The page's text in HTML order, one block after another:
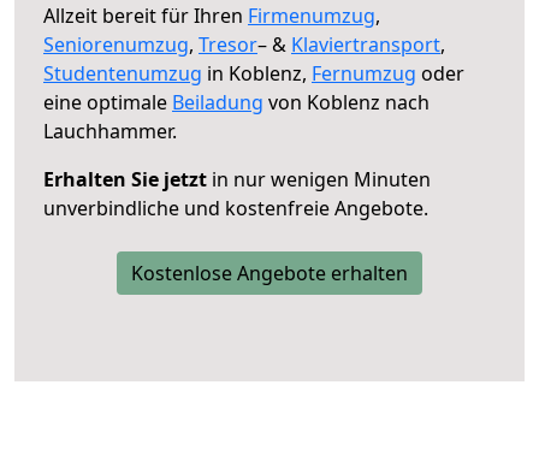
Allzeit bereit für Ihren Firmenumzug,
Seniorenumzug, Tresor– & Klaviertransport,
Studentenumzug in Koblenz, Fernumzug oder
eine optimale Beiladung von Koblenz nach
Lauchhammer.
Erhalten Sie jetzt in nur wenigen Minuten
unverbindliche und kostenfreie Angebote.
Kostenlose Angebote erhalten